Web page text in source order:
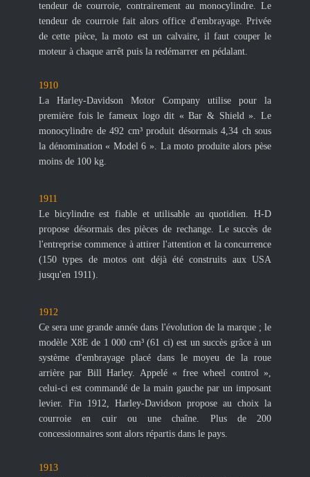
tendeur de courroie, contrairement au monocylindre. Le
tendeur de courroie fait alors office d'embrayage. Privée
de cette pièce, la moto est un calvaire, il faut couper le
moteur à chaque arrêt puis la redémarrer en pédalant.
1910
La Harley-Davidson Motor Company utilise pour la
première fois le fameux logo dit « Bar & Shield ». Le
monocylindre de 492 cm³ produit désormais 4,34 ch sous
la dénomination « Model 6 ». La moto produite alors pèse
moins de 100 kg.
1911
Le bicylindre est fiable et utilisable au quotidien. H-D
propose désormais des pièces de rechange. Le succès de
l'entreprise commence à attirer l'attention et la concurrence
(150 types de motos ont déjà été construits aux USA
jusqu'en 1911).
1912
Ce sera une grande année dans l'évolution de la marque ; le
modèle X8E de 1 000 cm³ (61 ci) est un succès grâce à un
système d'embrayage placé dans le moyeu de la roue
arrière par Bill Harley. Appelé « free wheel control »,
celui-ci est commandé de la main gauche par un imposant
levier. Fin 1912, Harley-Davidson propose au choix la
courroie en cuir ou une chaîne. Plus de 200
concessionnaires sont alors répartis dans le pays.
1913